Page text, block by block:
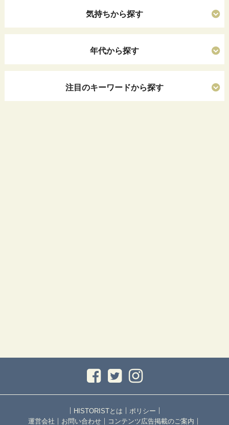
気持ちから探す
年代から探す
注目のキーワードから探す
｜ HISTORISTとは ｜ ポリシー ｜
運営会社 ｜ お問い合わせ ｜ コンテンツ広告掲載のご案内 ｜